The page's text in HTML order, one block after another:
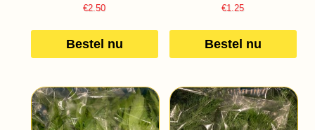
€2.50
Bestel nu
€1.25
Bestel nu